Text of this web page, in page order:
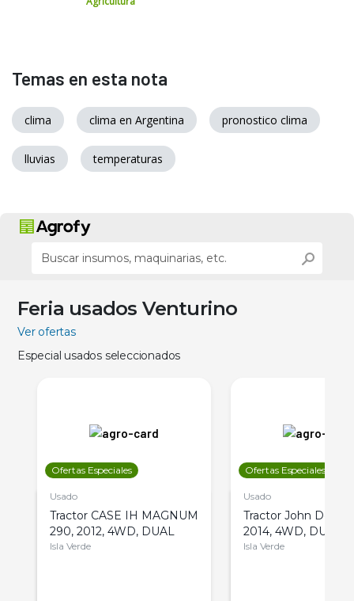
Temas en esta nota
clima clima en Argentina pronostico clima
lluvias temperaturas
Feria usados Venturino
Ver ofertas
Especial usados seleccionados
Ofertas Especiales
Usado
Tractor CASE IH MAGNUM
290, 2012, 4WD, DUAL
Isla Verde
Ofertas Especiales
Usado
Tractor John Deere
2014, 4WD, DUAL
Isla Verde